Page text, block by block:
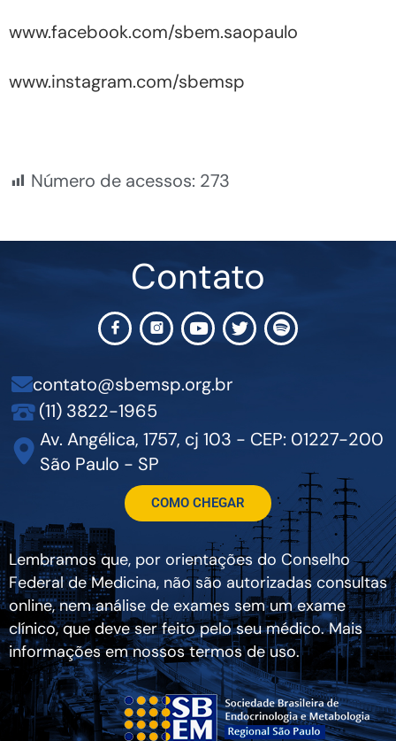
www.facebook.com/sbem.saopaulo
www.instagram.com/sbemsp
Número de acessos: 273
Contato
contato@sbemsp.org.br
(11) 3822-1965
Av. Angélica, 1757, cj 103 - CEP: 01227-200
São Paulo - SP
COMO CHEGAR
Lembramos que, por orientações do Conselho
Federal de Medicina, não são autorizadas consultas
online, nem análise de exames sem um exame
clínico, que deve ser feito pelo seu médico. Mais
informações em nossos termos de uso.